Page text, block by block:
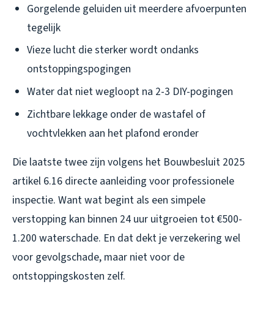
Gorgelende geluiden uit meerdere afvoerpunten
tegelijk
Vieze lucht die sterker wordt ondanks
ontstoppingspogingen
Water dat niet wegloopt na 2-3 DIY-pogingen
Zichtbare lekkage onder de wastafel of
vochtvlekken aan het plafond eronder
Die laatste twee zijn volgens het Bouwbesluit 2025
artikel 6.16 directe aanleiding voor professionele
inspectie. Want wat begint als een simpele
verstopping kan binnen 24 uur uitgroeien tot €500-
1.200 waterschade. En dat dekt je verzekering wel
voor gevolgschade, maar niet voor de
ontstoppingskosten zelf.